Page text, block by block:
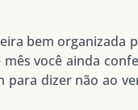
bem organizada
mês você ainda
dizer não ao